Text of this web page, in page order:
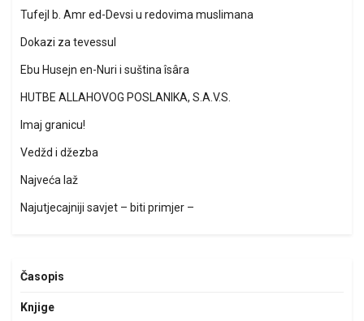
Tufejl b. Amr ed-Devsi u redovima muslimana
Dokazi za tevessul
Ebu Husejn en-Nuri i suština îsâra
HUTBE ALLAHOVOG POSLANIKA, S.A.V.S.
Imaj granicu!
Vedžd i džezba
Najveća laž
Najutjecajniji savjet – biti primjer –
Časopis
Knjige